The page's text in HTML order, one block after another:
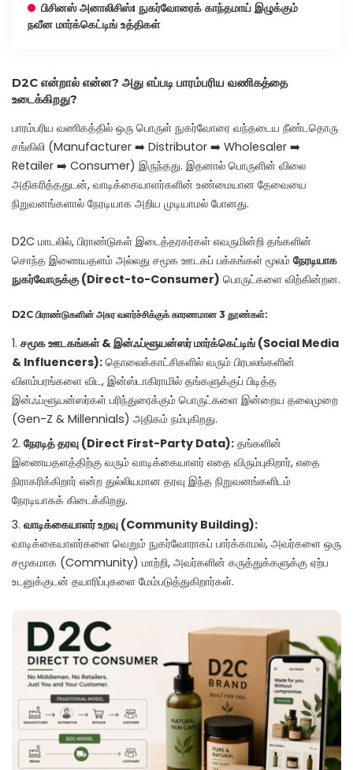
பிசினஸ் அனாலிசிஸ்: நுகர்வோரைக் காந்தமாய் இழுக்கும்
நவீன மார்க்கெட்டிங் உத்திகள்
D2C என்றால் என்ன? அது எப்படி பாரம்பரிய வணிகத்தை
உடைக்கிறது?
பாரம்பரிய வணிகத்தில் ஒரு பொருள் நுகர்வோரை வந்தடைய நீண்டதொரு
சங்கிலி (Manufacturer ➡️ Distributor ➡️ Wholesaler ➡️
Retailer ➡️ Consumer) இருந்தது. இதனால் பொருளின் விலை
அதிகரித்ததுடன், வாடிக்கையாளர்களின் உண்மையான தேவையை
நிறுவனங்களால் நேரடியாக அறிய முடியாமல் போனது.
D2C மாடலில், பிராண்டுகள் இடைத்தரகர்கள் எவருமின்றி தங்களின்
சொந்த இணையதளம் அல்லது சமூக ஊடகப் பக்கங்கள் மூலம் நேரடியாக
நுகர்வோருக்கு (Direct-to-Consumer) பொருட்களை விற்கின்றன.
D2C பிராண்டுகளின் அசுர வளர்ச்சிக்குக் காரணமான 3 தூண்கள்:
சமூக ஊடகங்கள் & இன்ஃப்ளூயன்ஸர் மார்க்கெட்டிங் (Social Media
& Influencers): தொலைக்காட்சிகளில் வரும் பிரபலங்களின்
விளம்பரங்களை விட, இன்ஸ்டாகிராமில் தங்களுக்குப் பிடித்த
இன்ஃப்ளூயன்ஸர்கள் பரிந்துரைக்கும் பொருட்களை இன்றைய தலைமுறை
(Gen-Z & Millennials) அதிகம் நம்புகிறது.
நேரடித் தரவு (Direct First-Party Data): தங்களின்
இணையதளத்திற்கு வரும் வாடிக்கையாளர் எதை விரும்புகிறார், எதை
நிராகரிக்கிறார் என்ற துல்லியமான தரவு இந்த நிறுவனங்களிடம்
நேரடியாகக் கிடைக்கிறது.
வாடிக்கையாளர் உறவு (Community Building):
வாடிக்கையாளர்களை வெறும் நுகர்வோராகப் பார்க்காமல், அவர்களை ஒரு
சமூகமாக (Community) மாற்றி, அவர்களின் கருத்துக்களுக்கு ஏற்ப
உடனுக்குடன் தயாரிப்புகளை மேம்படுத்துகிறார்கள்.